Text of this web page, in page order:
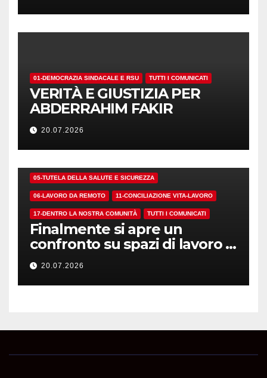
01-DEMOCRAZIA SINDACALE E RSU TUTTI I COMUNICATI
VERITÀ E GIUSTIZIA PER
ABDERRAHIM FAKIR
20.07.2026
05-TUTELA DELLA SALUTE E SICUREZZA
06-LAVORO DA REMOTO 11-CONCILIAZIONE VITA-LAVORO
17-DENTRO LA NOSTRA COMUNITÀ TUTTI I COMUNICATI
Finalmente si apre un
confronto su spazi di lavoro e
dotazioni
20.07.2026